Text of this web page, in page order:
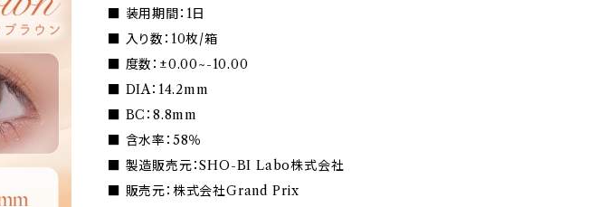
■ 装用期間：1日
■ 入り数：10枚/箱
■ 度数：±0.00~-10.00
■ DIA：14.2mm
■ BC：8.8mm
■ 含水率：58％
■ 製造販売元：SHO-BI Labo株式会社
■ 販売元：株式会社Grand Prix